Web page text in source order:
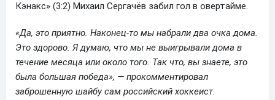
Кэнакс» (3:2) Михаил Сергачёв забил гол в овертайме.
«Да, это приятно. Наконец-то мы набрали два очка дома.
Это здорово. Я думаю, что мы не выигрывали дома в
течение месяца или около того. Так что, вы знаете, это
была большая победа», — прокомментировал
заброшенную шайбу сам российский хоккеист.